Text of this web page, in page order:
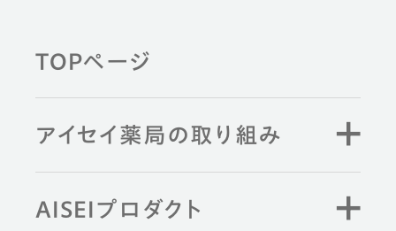
TOPページ
アイセイ薬局の取り組み
AISEIプロダクト